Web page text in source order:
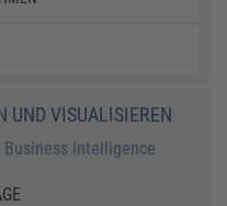
UND VISUALISIEREN
Intelligence